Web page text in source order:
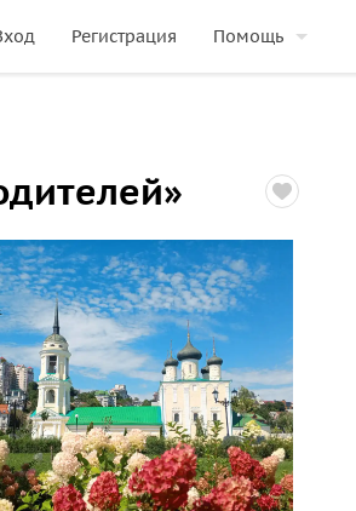
Регистрация Помощь